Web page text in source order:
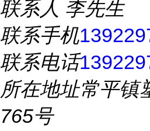
联系人 李先生
联系手机
联系电话
所在地址常平镇
765号